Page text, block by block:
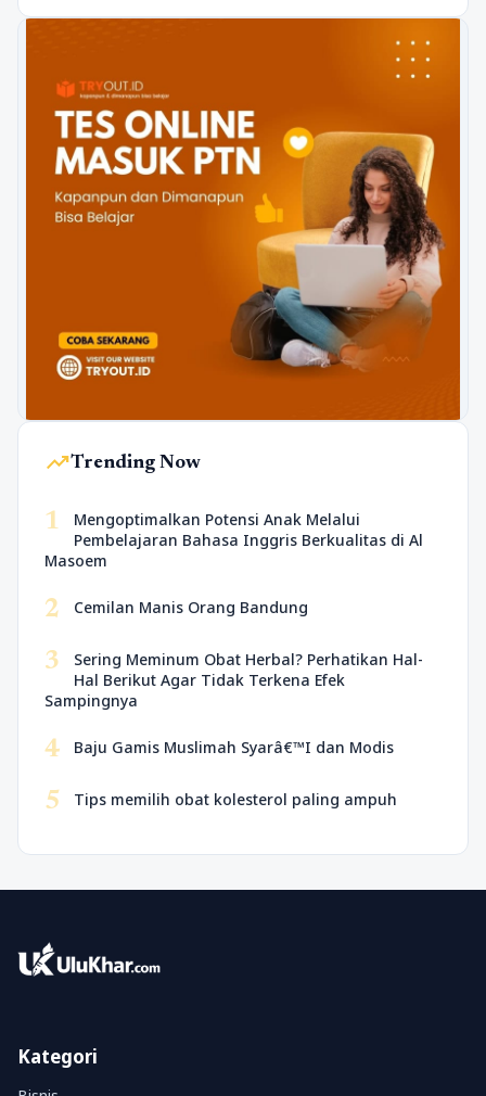
trending_upTrending Now
1
Mengoptimalkan Potensi Anak Melalui
Pembelajaran Bahasa Inggris Berkualitas di Al
Masoem
2 Cemilan Manis Orang Bandung
3
Sering Meminum Obat Herbal? Perhatikan Hal-
Hal Berikut Agar Tidak Terkena Efek
Sampingnya
4 Baju Gamis Muslimah Syarâ€™I dan Modis
5 Tips memilih obat kolesterol paling ampuh
Kategori